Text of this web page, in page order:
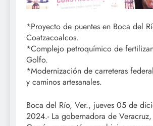
*Proyecto de puentes en Boca del
Coatzacoalcos.
*Complejo petroquímico de
Golfo.
*Modernización de carreteras
y caminos artesanales.
Boca del Río, Ver., jueves 05 de
2024.- La gobernadora de